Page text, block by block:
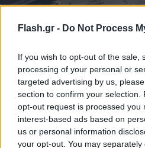
Flash.gr - Do Not Process
If you wish to opt-out of the sale,
processing of your personal or
targeted advertising by us,
section to confirm your selection.
opt-out request is processed you
interest-based ads based on
us or personal information
your opt-out. You may
στους δύο οδηγούς -
θύματος
Οι δύο οδηγοί που συνελήφθησαν
μετά τις απολογίες τους,
προφορική εντολή του
22.11.2025 16:16